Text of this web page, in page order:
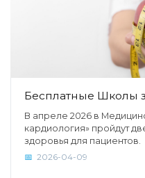
Бесплатные Школы
В апреле 2026 в
кардиология» пройдут
здоровья для пациентов.
2026-04-09